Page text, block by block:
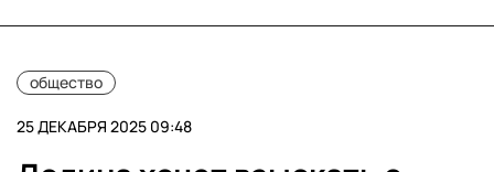
общество
25 ДЕКАБРЯ 2025 09:48